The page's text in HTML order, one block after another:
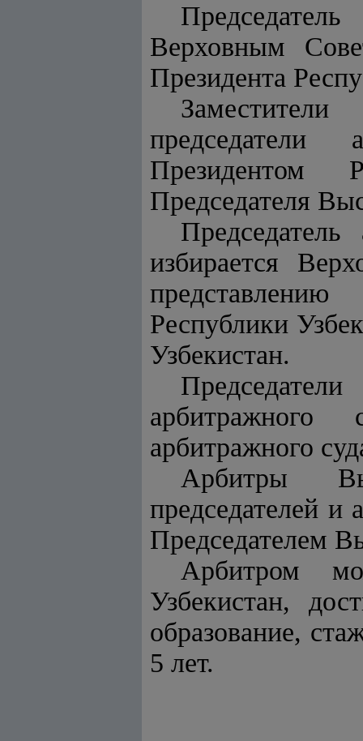
Верховным
Президента
председатели
Президентом
Председателя
избирается
Республики
Узбекистан.
арбитражного
арбитражного
Арбитры
председателей и
Председателем
Арбитром
Узбекистан,
образование,
5 лет.